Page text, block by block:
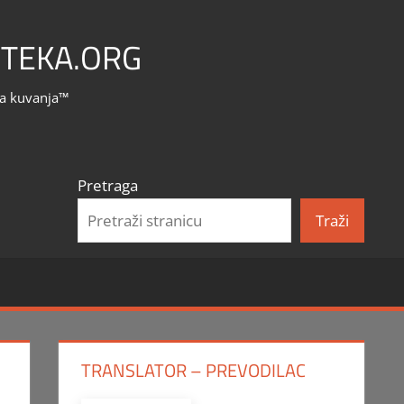
kuvanja™
Pretraga
Traži
TRANSLATOR – PREVODILAC